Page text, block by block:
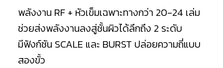
พลังงาน RF + หัวเข็มเฉพาะทางกว่า 20-24 เล่ม
ช่วยส่งพลังงานลงสู่ชั้นผิวได้ลึกถึง 2 ระดับ
มีฟังก์ชัน SCALE และ BURST ปล่อยความถี่แบบ
สองขั้ว